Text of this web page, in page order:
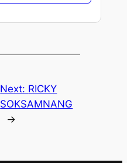
Next: RICKY
SOKSAMNANG
→